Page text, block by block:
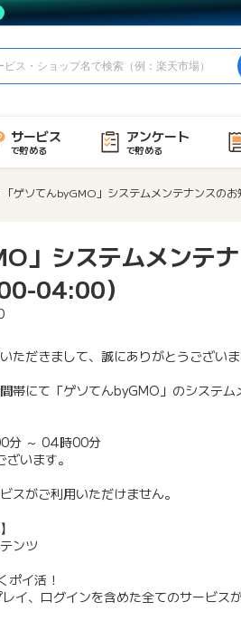
サービス
で貯める
アンケート
で貯める
「ゲソてんbyGMO」システムメンテナンスの
」システムメンテ
04:00）
ただきまして、誠にありがとうございま
帯にて「ゲソてんbyGMO」のシステム
分 ～ 04時00分
います。
スがご利用いただけません。
ンツ
ポイ活！
イ、ログインを含めた全てのサービス